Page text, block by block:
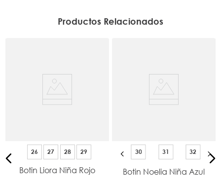
Productos Relacionados
26 27 28 29
Botin Liora Niña Rojo
30 31 32
Botin Noelia Niña Azul